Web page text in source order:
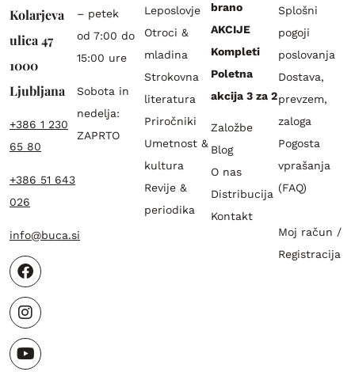
Kolarjeva
ulica 47
1000
Ljubljana
+386 1 230
65 80
+386 51 643
026
info@buca.si
– petek
od 7:00 do
15:00 ure
Sobota in
nedelja:
ZAPRTO
Leposlovje
Otroci &
mladina
Strokovna
literatura
Priročniki
Umetnost &
kultura
Revije &
periodika
brano
AKCIJE
Kompleti
Poletna
akcija 3 za 2
Založbe
Blog
O nas
Distribucija
Kontakt
Splošni
pogoji
poslovanja
Dostava,
prevzem,
zaloga
Pogosta
vprašanja
(FAQ)
Moj račun /
Registracija